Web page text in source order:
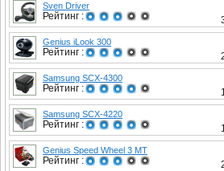
Sven Driver
Рейтинг :
Genius iLook 300
Рейтинг :
Samsung SCX-4300
Рейтинг :
Samsung SCX-4220
Рейтинг :
Genius Speed Wheel 3 MT
Рейтинг :